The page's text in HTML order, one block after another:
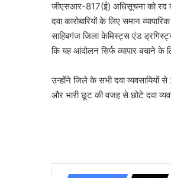
जीएसआर-817(ई) अधिसूचना को रद
दवा कारोबारियों के लिए समान
साहिबगंज जिला केमिस्ट्स एंड
कि यह आंदोलन सिर्फ व्यापार बचाने के
उन्होंने जिले के सभी दवा
और भारी छूट की वजह से छोटे दवा